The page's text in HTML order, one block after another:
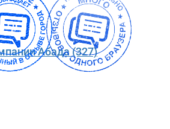
Абада (327)